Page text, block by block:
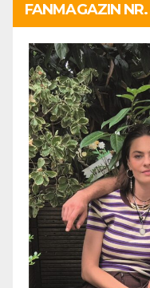
FANMAGAZIN